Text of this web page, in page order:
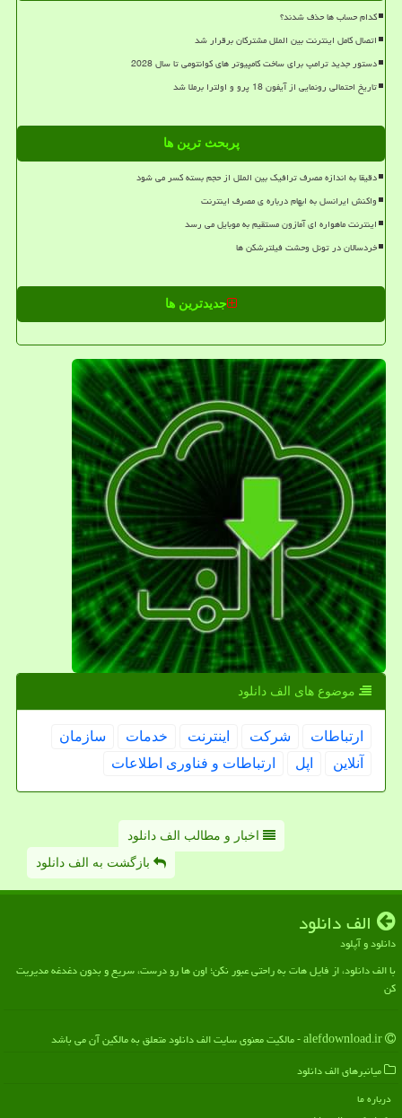
کدام حساب ها حذف شدند؟
اتصال کامل اینترنت بین الملل مشترکان برقرار شد
دستور جدید ترامپ برای ساخت کامپیوتر های کوانتومی تا سال 2028
تاریخ احتمالی رونمایی از آیفون 18 پرو و اولترا برملا شد
پربحث ترین ها
دقیقا به اندازه مصرف ترافیک بین الملل از حجم بسته کسر می شود
واکنش ایرانسل به ابهام درباره ی مصرف اینترنت
اینترنت ماهواره ای آمازون مستقیم به موبایل می رسد
خردسالان در تونل وحشت فیلترشکن ها
جدیدترین ها
موضوع های الف دانلود
ارتباطات شركت اینترنت خدمات
سازمان
آنلاین
اپل ارتباطات و فناوری اطلاعات
اخبار و مطالب الف دانلود
بازگشت به الف دانلود
الف دانلود
دانلود و آپلود
با الف دانلود، از فایل هات به راحتی عبور نکن؛ اون ها رو درست، سریع و بدون دغدغه مدیریت
کن
میانبرهای الف دانلود
درباره ما